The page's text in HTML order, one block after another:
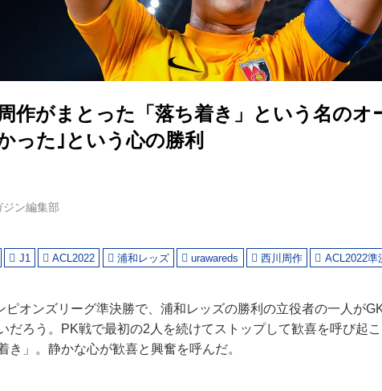
作がまとった「落ち着き」という名のオ
った｣という心の勝利
ン編集部
J1 ACL2022 浦和レッズ urawareds 西川周作 ACL2022準
ピオンズリーグ準決勝で、浦和レッズの勝利の立役者の一人が
だろう。PK戦で最初の2人を続けてストップして歓喜を呼び起
き」。静かな心が歓喜と興奮を呼んだ。